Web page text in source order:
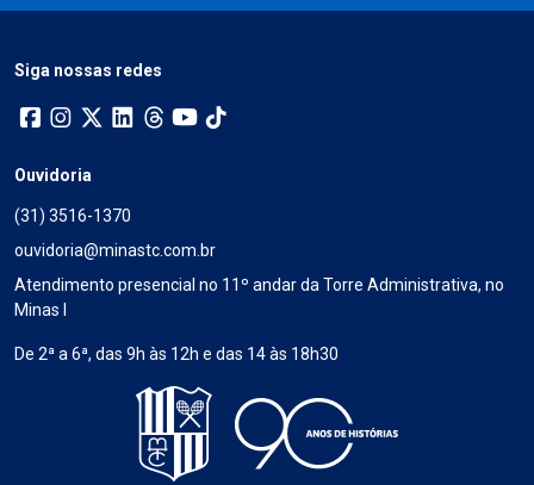
Siga nossas redes
Ouvidoria
(31) 3516-1370
ouvidoria@minastc.com.br
Atendimento presencial no 11º andar da Torre Administrativa, no
Minas I
De 2ª a 6ª, das 9h às 12h e das 14 às 18h30